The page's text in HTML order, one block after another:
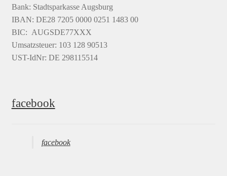
Bank: Stadtsparkasse Augsburg
IBAN: DE28 7205 0000 0251 1483 00
BIC: AUGSDE77XXX
Umsatzsteuer: 103 128 90513
UST-IdNr: DE 298115514
facebook
facebook